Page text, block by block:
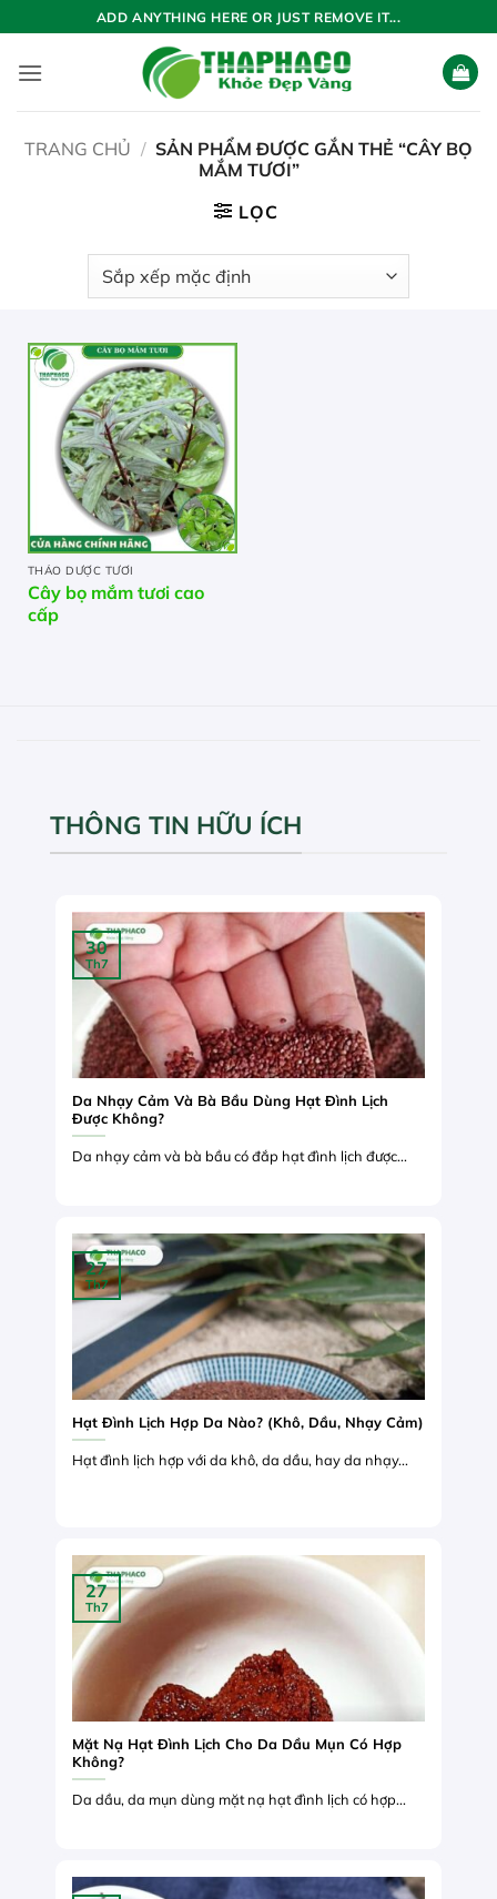
qua
nội
ADD ANYTHING HERE OR JUST REMOVE IT...
TRANG CHỦ / SẢN PHẨM ĐƯỢC GẮN THẺ “CÂY BỌ
MẮM TƯƠI”
LỌC
THẢO DƯỢC TƯƠI
Cây bọ mắm tươi cao
cấp
THÔNG TIN HỮU ÍCH
Da Nhạy Cảm Và Bà Bầu Dùng Hạt Đình Lịch
Được Không?
Da nhạy cảm và bà bầu có đắp hạt đình lịch được...
30
Th7
Hạt Đình Lịch Hợp Da Nào? (Khô, Dầu, Nhạy Cảm)
Hạt đình lịch hợp với da khô, da dầu, hay da nhạy...
27
Th7
Mặt Nạ Hạt Đình Lịch Cho Da Dầu Mụn Có Hợp
Không?
Da dầu, da mụn dùng mặt nạ hạt đình lịch có hợp...
27
Th7